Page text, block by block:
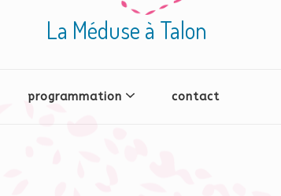
La Méduse à Talon
programmation contact